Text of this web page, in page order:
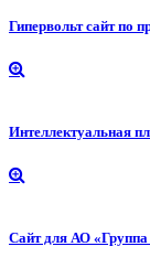
Гипервольт сайт по
Интеллектуальная
Сайт для АО «Группа